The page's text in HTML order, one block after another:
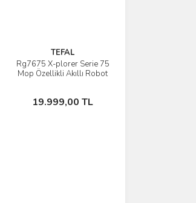
TEFAL
Rg7675 X-plorer Serie 75
Mop Özellikli Akıllı Robot
19.999,00 TL
İncele
Stokta Yok